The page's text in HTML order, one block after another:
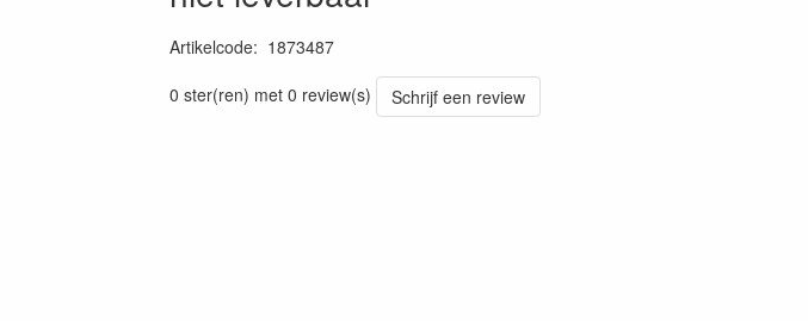
Artikelcode: 1873487
0 ster(ren) met 0 review(s)
Schrijf een review